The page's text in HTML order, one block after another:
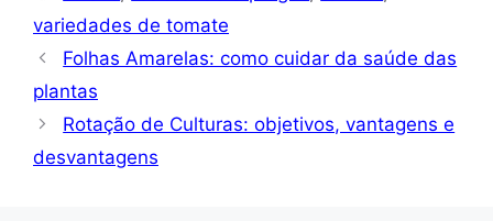
variedades de tomate
Folhas Amarelas: como cuidar da saúde das
plantas
Rotação de Culturas: objetivos, vantagens e
desvantagens